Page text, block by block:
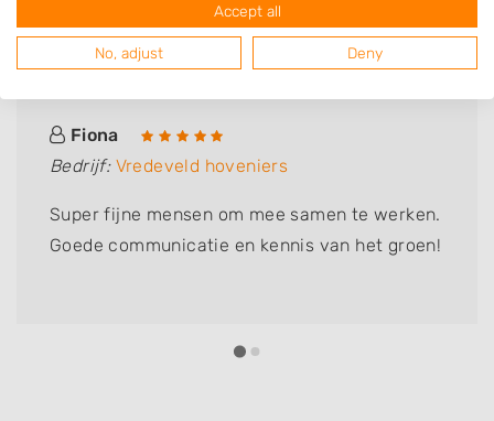
Deze mensen gingen u voor
Fiona
Bedrijf: Vredeveld hoveniers
Super fijne mensen om mee samen te werken.
Goede communicatie en kennis van het groen!
Accept all
No, adjust Deny